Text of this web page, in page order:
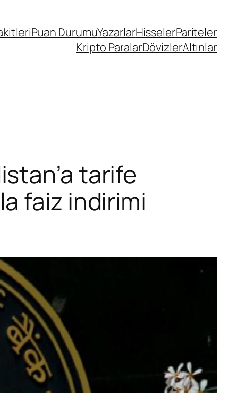
Puan DurumuYazarlarHisselerPariteler
Kripto ParalarDövizlerAltınlar
tarife
faiz indirimi